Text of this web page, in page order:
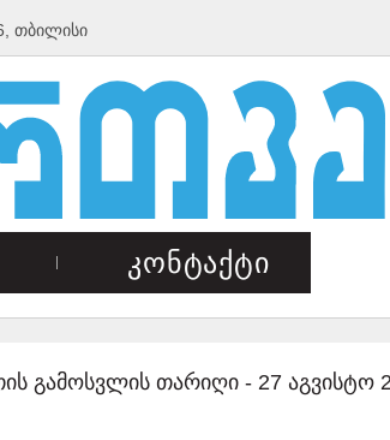
თბილისი
კონტაქტი
გამოსვლის თარიღი - 27 აგვისტო